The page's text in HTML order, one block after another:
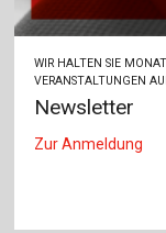
WIR HALTEN SIE
VERANSTALTUNGEN
Newsletter
Zur Anmeldung